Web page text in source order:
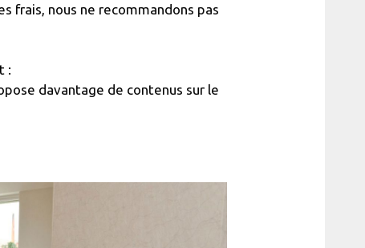
frais, nous ne recommandons pas
:
davantage de contenus sur le